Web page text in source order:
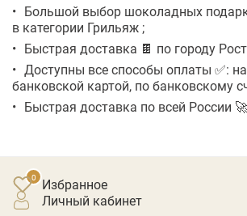
Большой выбор шоколадных
в категории Грильяж ;
Быстрая доставка 🍫 по городу
Доступны все способы оплаты ✅:
банковской картой, по банковскому
Быстрая доставка по всей России 🚀
Избранное
личный кабинет